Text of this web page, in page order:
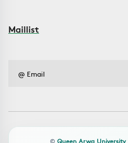
Maillist
© Queen Arwa University